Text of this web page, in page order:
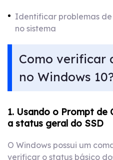
Identificar problemas
no sistema
Como verificar
no Windows
1. Usando o Prompt de
a status geral do SSD
O Windows possui um
verificar o status básico